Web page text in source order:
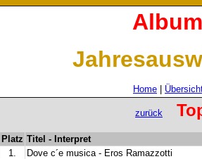
Home
zurück
Platz Titel - Interpret
1.
Dove c´e musica - Eros Ramazzotti